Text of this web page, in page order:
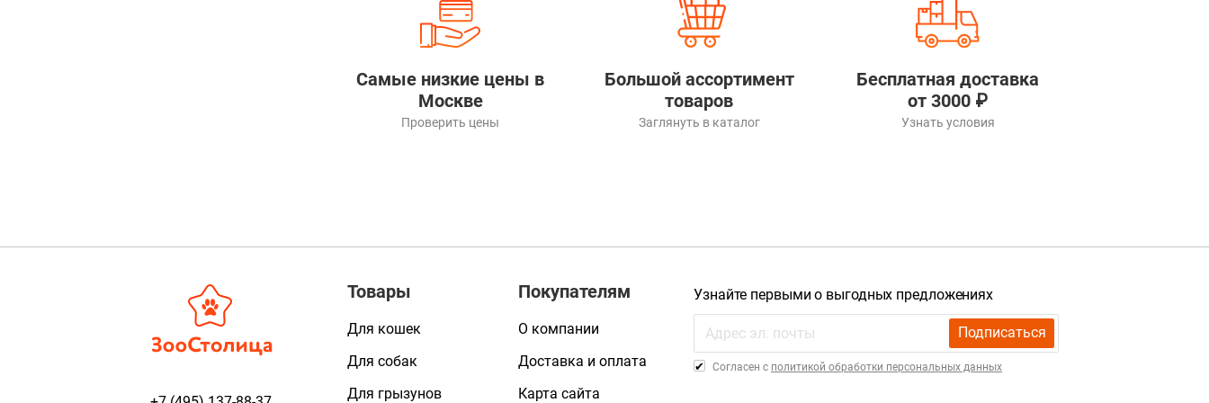
Самые низкие цены в
Москве
Проверить цены
Большой ассортимент
товаров
Заглянуть в каталог
Бесплатная доставка
от 3000 ₽
Узнать условия
Товары
Для кошек
Для собак
Для грызунов
Покупателям
О компании
Доставка и оплата
Карта сайта
Узнайте первыми о выгодных предложениях
Подписаться
Cогласен с политикой обработки персональных данных